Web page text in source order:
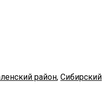
район, Сибирский